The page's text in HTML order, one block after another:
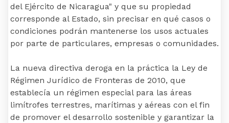
del Ejército de Nicaragua" y que su propiedad
corresponde al Estado, sin precisar en qué casos o
condiciones podrán mantenerse los usos actuales
por parte de particulares, empresas o comunidades.
La nueva directiva deroga en la práctica la Ley de
Régimen Jurídico de Fronteras de 2010, que
establecía un régimen especial para las áreas
limítrofes terrestres, marítimas y aéreas con el fin
de promover el desarrollo sostenible y garantizar la